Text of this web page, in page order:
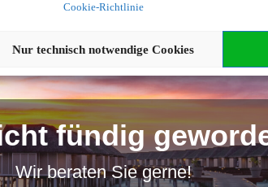
Cookie-Richtlinie
Nur technisch notwendige Cookies
fündig
Wir beraten Sie gerne!